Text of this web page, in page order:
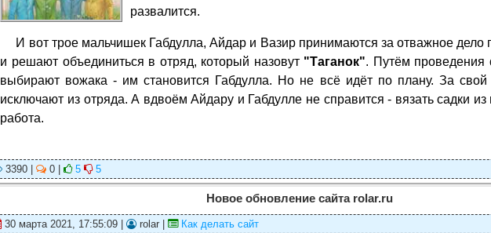
развалится.
И вот трое мальчишек Габдулла, Айдар и Вазир принимаются за отважное дело
и решают объединиться в отряд, который назовут "Таганок". Путём проведения
выбирают вожака - им становится Габдулла. Но не всё идёт по плану. За свой
исключают из отряда. А вдвоём Айдару и Габдулле не справится - вязать садки из
работа.
3390 |
0 | 5 5
Новое обновление сайта rolar.ru
30 марта 2021, 17:55:09 | rolar | Как делать сайт